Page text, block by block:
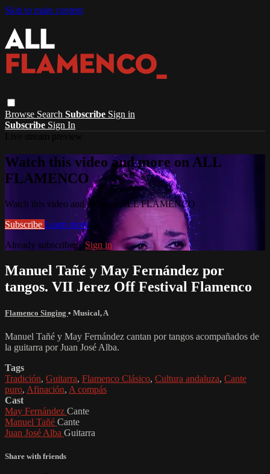
Skip to main content
Browse Search Subscribe Sign in
Subscribe Sign In
Watch this video and more on ALL
FLAMENCO
Watch this video and more on ALL FLAMENCO
Subscribe Learn more
Already subscribed? Sign in
Manuel Tañé y May Fernández por
tangos. VII Jerez Off Festival Flamenco
Flamenco Singing • Musical, A
Manuel Tañé y May Fernández cantan por tangos acompañados de
la guitarra por Juan José Alba.
Tags
Tradición, Guitarra, Flamenco Clásico, Cultura andaluza, Cante
puro, Afinación, A compás
Cast
May Fernández Cante
Manuel Tañé Cante
Juan José Alba Guitarra
Share with friends